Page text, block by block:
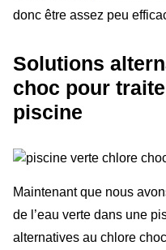
donc être assez peu
Solutions
choc pour
piscine
Maintenant que nous
de l’eau verte dans une
alternatives au chlore